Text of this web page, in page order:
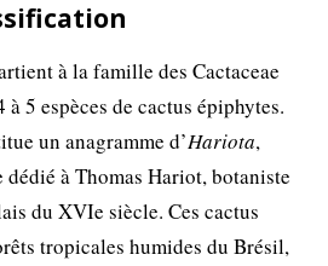
à la famille des Cactaceae
5 espèces de cactus épiphytes.
un anagramme d’Hariota,
à Thomas Hariot, botaniste
du XVIe siècle. Ces cactus
tropicales humides du Brésil,